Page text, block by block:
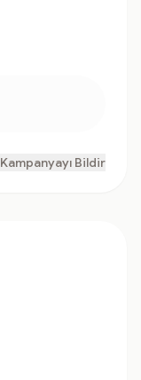
Kampanyayı Bildir